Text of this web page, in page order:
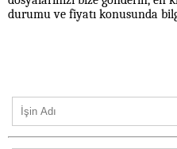
durumu ve fiyatı konusunda